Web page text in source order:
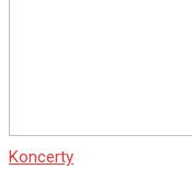
Koncerty